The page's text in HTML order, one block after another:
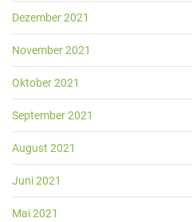
Dezember 2021
November 2021
Oktober 2021
September 2021
August 2021
Juni 2021
Mai 2021